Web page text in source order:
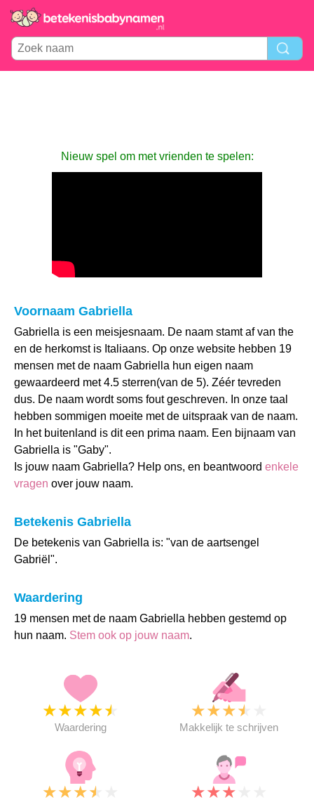
Nieuw spel om met vrienden te spelen:
Voornaam Gabriella
Gabriella is een meisjesnaam. De naam stamt af van the
en de herkomst is Italiaans. Op onze website hebben 19
mensen met de naam Gabriella hun eigen naam
gewaardeerd met 4.5 sterren(van de 5). Zéér tevreden
dus. De naam wordt soms fout geschreven. In onze taal
hebben sommigen moeite met de uitspraak van de naam.
In het buitenland is dit een prima naam. Een bijnaam van
Gabriella is "Gaby".
Is jouw naam Gabriella? Help ons, en beantwoord enkele
vragen over jouw naam.
Betekenis Gabriella
De betekenis van Gabriella is: "van de aartsengel
Gabriël".
Waardering
19 mensen met de naam Gabriella hebben gestemd op
hun naam. Stem ook op jouw naam.
★★★★★
Waardering
★★★★
Makkelijk te schrijven
★★★★ ★★★